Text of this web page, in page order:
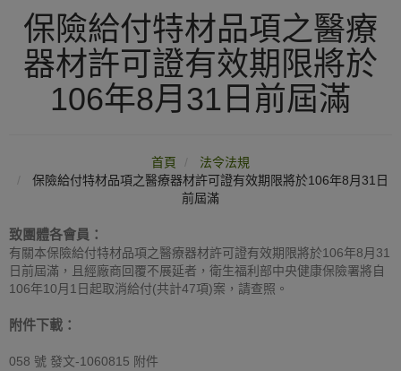
保險給付特材品項之醫療
器材許可證有效期限將於
106年8月31日前屆滿
首頁
法令法規
保險給付特材品項之醫療器材許可證有效期限將於106年8月31日
前屆滿
致團體各會員：
有關本保險給付特材品項之醫療器材許可證有效期限將於106年8月31
日前屆滿，且經廠商回覆不展延者，衛生福利部中央健康保險署將自
106年10月1日起取消給付(共計47項)案，請查照。
附件下載：
058 號 發文-1060815 附件​